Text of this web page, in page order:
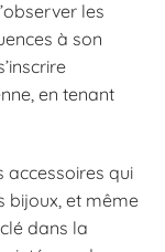
les
à son
en tenant
accessoires qui
bijoux, et même
dans la